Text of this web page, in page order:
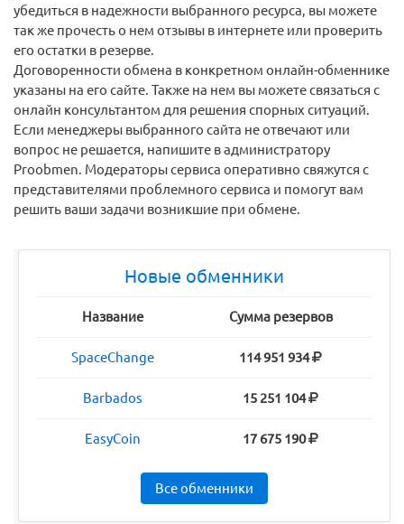
убедиться в надежности выбранного ресурса, вы можете
так же прочесть о нем отзывы в интернете или проверить
его остатки в резерве.
Договоренности обмена в конкретном онлайн-обменнике
указаны на его сайте. Также на нем вы можете связаться с
онлайн консультантом для решения спорных ситуаций.
Если менеджеры выбранного сайта не отвечают или
вопрос не решается, напишите в администратору
Proobmen. Модераторы сервиса оперативно свяжутся с
представителями проблемного сервиса и помогут вам
решить ваши задачи возникшие при обмене.
Новые обменники
Название Сумма резервов
SpaceChange 114 951 934
Barbados 15 251 104
EasyCoin 17 675 190
Все обменники